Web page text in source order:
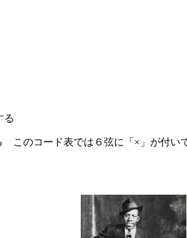
る
このコード表では６弦に「×」が付